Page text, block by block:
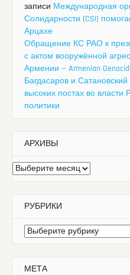
записи Международная
Солидарности (CSI)
Арцахе
Обращение КС РАО к
с актом вооружённой
Армении — Armenian
Багдасаров и
высоких постах во
политики
АРХИВЫ
Архивы
РУБРИКИ
Рубрики
МЕТА